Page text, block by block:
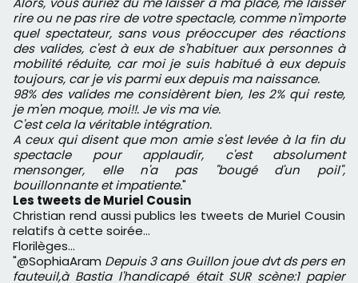
rire ou ne pas rire de votre spectacle, comme n'importe
quel spectateur, sans vous préoccuper des réactions
des valides, c'est à eux de s'habituer aux personnes à
mobilité réduite, car moi je suis habitué à eux depuis
toujours, car je vis parmi eux depuis ma naissance.
98% des valides me considèrent bien, les 2% qui reste,
je m'en moque, moi!!. Je vis ma vie.
C'est cela la véritable intégration.
A ceux qui disent que mon amie s'est levée à la fin du
spectacle pour applaudir, c'est absolument
mensonger, elle n'a pas "bougé d'un poil",
bouillonnante et impatiente."
Les tweets de Muriel Cousin
Christian rend aussi publics les tweets de Muriel Cousin
relatifs à cette soirée…
Florilèges…
"@SophiaAram Depuis 3 ans Guillon joue dvt ds pers en
fauteuil,à Bastia l'handicapé était SUR scène:1 papier